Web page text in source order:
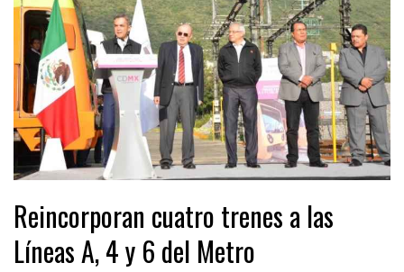
Reincorporan cuatro trenes a las
Líneas A, 4 y 6 del Metro